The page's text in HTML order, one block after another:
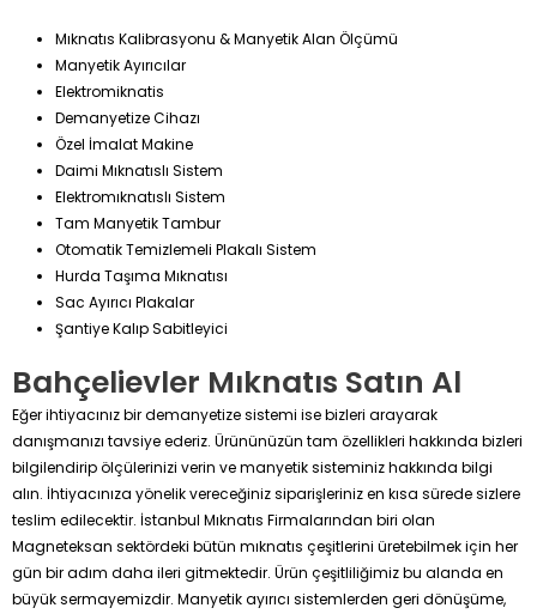
Mıknatıs Kalibrasyonu & Manyetik Alan Ölçümü
Manyetik Ayırıcılar
Elektromiknatis
Demanyetize Cihazı
Özel İmalat Makine
Daimi Mıknatıslı Sistem
Elektromıknatıslı Sistem
Tam Manyetik Tambur
Otomatik Temizlemeli Plakalı Sistem
Hurda Taşıma Mıknatısı
Sac Ayırıcı Plakalar
Şantiye Kalıp Sabitleyici
Bahçelievler Mıknatıs Satın Al
Eğer ihtiyacınız bir demanyetize sistemi ise bizleri arayarak
danışmanızı tavsiye ederiz. Ürününüzün tam özellikleri hakkında bizleri
bilgilendirip ölçülerinizi verin ve manyetik sisteminiz hakkında bilgi
alın. İhtiyacınıza yönelik vereceğiniz siparişleriniz en kısa sürede sizlere
teslim edilecektir. İstanbul Mıknatıs Firmalarından biri olan
Magneteksan sektördeki bütün mıknatıs çeşitlerini üretebilmek için her
gün bir adım daha ileri gitmektedir. Ürün çeşitliliğimiz bu alanda en
büyük sermayemizdir. Manyetik ayırıcı sistemlerden geri dönüşüme,